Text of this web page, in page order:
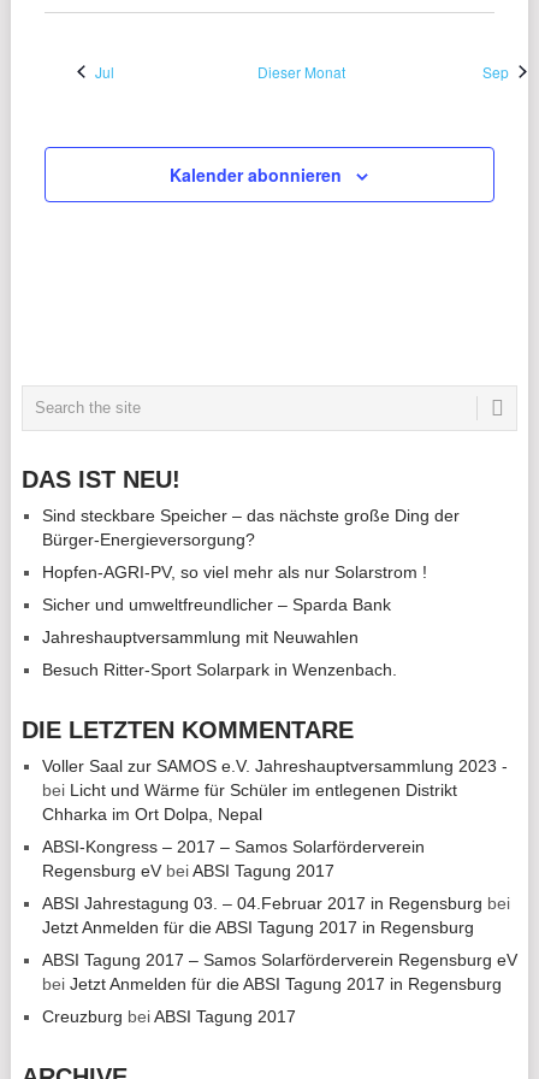
Jul Dieser Monat Sep
Kalender abonnieren
DAS IST NEU!
Sind steckbare Speicher – das nächste große Ding der
Bürger-Energieversorgung?
Hopfen-AGRI-PV, so viel mehr als nur Solarstrom !
Sicher und umweltfreundlicher – Sparda Bank
Jahreshauptversammlung mit Neuwahlen
Besuch Ritter-Sport Solarpark in Wenzenbach.
DIE LETZTEN KOMMENTARE
Voller Saal zur SAMOS e.V. Jahreshauptversammlung 2023 -
bei Licht und Wärme für Schüler im entlegenen Distrikt
Chharka im Ort Dolpa, Nepal
ABSI-Kongress – 2017 – Samos Solarförderverein
Regensburg eVbeiABSI Tagung 2017
ABSI Jahrestagung 03. – 04.Februar 2017 in Regensburg bei
Jetzt Anmelden für die ABSI Tagung 2017 in Regensburg
ABSI Tagung 2017 – Samos Solarförderverein Regensburg eV
bei Jetzt Anmelden für die ABSI Tagung 2017 in Regensburg
Creuzburg beiABSI Tagung 2017